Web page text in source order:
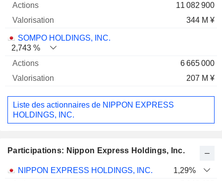
11 082 900
344 M ¥
SOMPO HOLDINGS, INC.
2,743 %
6 665 000
207 M ¥
Liste des actionnaires de NIPPON EXPRESS
HOLDINGS, INC.
Participations: Nippon Express Holdings, Inc.
Nom Actions % Valorisation
NIPPON EXPRESS HOLDINGS, INC.
1,29%